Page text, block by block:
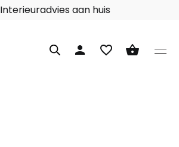
Interieuradvies aan huis
person favorite_border shopping_basket